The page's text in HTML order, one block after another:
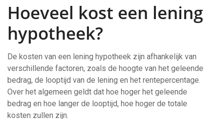
Hoeveel kost een lening
hypotheek?
De kosten van een lening hypotheek zijn afhankelijk van
verschillende factoren, zoals de hoogte van het geleende
bedrag, de looptijd van de lening en het rentepercentage.
Over het algemeen geldt dat hoe hoger het geleende
bedrag en hoe langer de looptijd, hoe hoger de totale
kosten zullen zijn.